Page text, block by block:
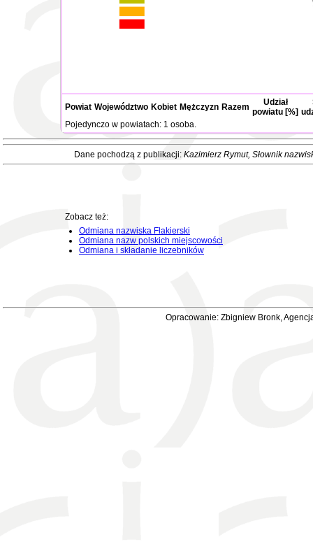
Powiat Województwo Kobiet Mężczyzn Razem
Udział
powiatu [%]
Pojedynczo w powiatach: 1 osoba.
Dane pochodzą z publikacji: Kazimierz Rymut, Słownik
Zobacz też:
Odmiana nazwiska Flakierski
Odmiana nazw polskich miejscowości
Odmiana i składanie liczebników
Opracowanie: Zbigniew Bronk,